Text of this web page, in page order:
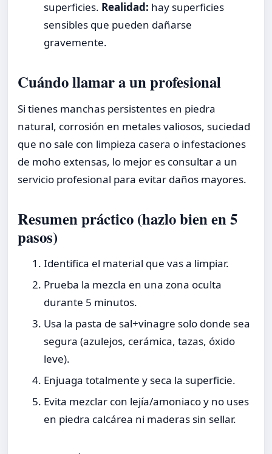
superficies. Realidad: hay superficies
sensibles que pueden dañarse
gravemente.
Cuándo llamar a un profesional
Si tienes manchas persistentes en piedra
natural, corrosión en metales valiosos, suciedad
que no sale con limpieza casera o infestaciones
de moho extensas, lo mejor es consultar a un
servicio profesional para evitar daños mayores.
Resumen práctico (hazlo bien en 5
pasos)
Identifica el material que vas a limpiar.
Prueba la mezcla en una zona oculta
durante 5 minutos.
Usa la pasta de sal+vinagre solo donde sea
segura (azulejos, cerámica, tazas, óxido
leve).
Enjuaga totalmente y seca la superficie.
Evita mezclar con lejía/amoniaco y no uses
en piedra calcárea ni maderas sin sellar.